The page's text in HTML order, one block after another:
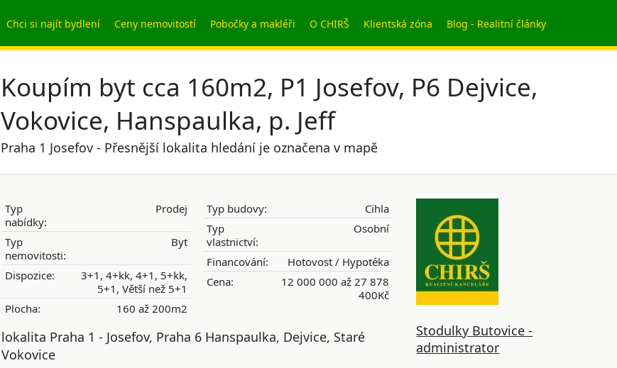
Chci si najít bydlení Ceny nemovitostí Pobočky a makléři O CHIRŠ Klientská zóna Blog - Realitní články
Koupím byt cca 160m2, P1 Josefov, P6 Dejvice,
Vokovice, Hanspaulka, p. Jeff
Praha 1 Josefov - Přesnější lokalita hledání je označena v mapě
Typ
nabídky:
Prodej
Typ
nemovitosti:
Byt
Dispozice:
3+1, 4+kk, 4+1, 5+kk,
5+1, Větší než 5+1
Plocha:
160 až 200m2
Typ budovy:
Cihla
Typ
vlastnictví:
Osobní
Financování:
Hotovost / Hypotéka
Cena:
12 000 000 až 27 878
400Kč
lokalita Praha 1 - Josefov, Praha 6 Hanspaulka, Dejvice, Staré
Vokovice
Stodulky Butovice -
administrator